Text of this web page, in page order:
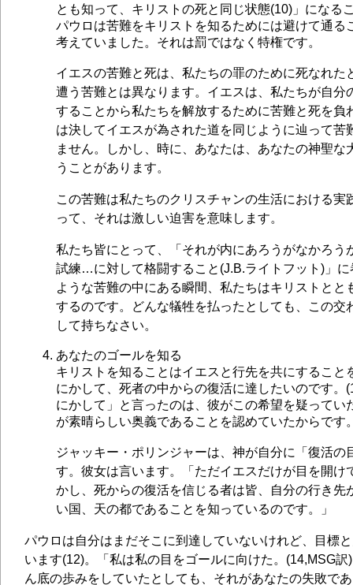
とも知って、キリストの死と同じ状態(10)」になる
パウロは苦難をキリストを知るためには避けて通る
考えていました。それは罰ではなく特権です。
イエスの苦難と死は、私たちの罪のために死なれた
遭う苦難とは異なります。イエスは、私たちが自分
することから私たちを解放するために苦難と死を負
は決してイエスが為された道を同じように辿って苦
ません。しかし、時に、あなたは、あなたの神聖な
うことがあります。
この苦難は私たちのクリスチャンの生活における実
って、それは激しい迫害を意味します。
私たち皆にとって、「それが内にあろうがなかろう
試練…に対して格闘すること(J.B.ライトフット)」
ような苦難の中にある瞬間、私たちはキリストとと
するのです。どんな犠牲を払ったとしても、この交
して持ちなさい。
あなたのゴールを知る
キリストを知ることはイエスと行先を共にすること
にかして、死者の中からの復活に達したいのです。
にかして」と言ったのは、彼がこの希望を疑ってい
が素晴らしい奥義であることを認めていたからです
ジャッキー・ポリンジャーは、神が自分に「復活の
す。彼女は言います。「ただイエスだけが目を開
かし、死からの復活を信じる者は皆、自分の行き先
い国、天の都であることを知っているのです。」
パウロは自分はまだそこに到達していないけれど、目標
います(12)。「私は私の目をゴールに向けた。(14,MSG
ん底の歩みをしていたとしても、それがあなたの失敗で